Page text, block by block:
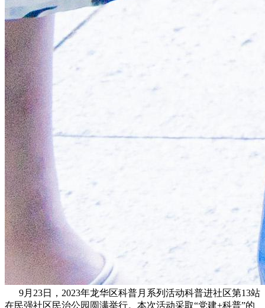
9月23日，2023年龙华区科普月系列活动科普进社区第13站
在民强社区民治公园圆满举行。本次活动采取“党建+科普”的